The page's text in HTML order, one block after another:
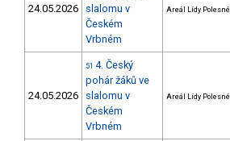
24.05.2026
slalomu v
Českém
Vrbném
Areál Lídy Polesné
24.05.2026
51 4. Český
pohár žáků ve
slalomu v
Českém
Vrbném
Areál Lídy Polesné